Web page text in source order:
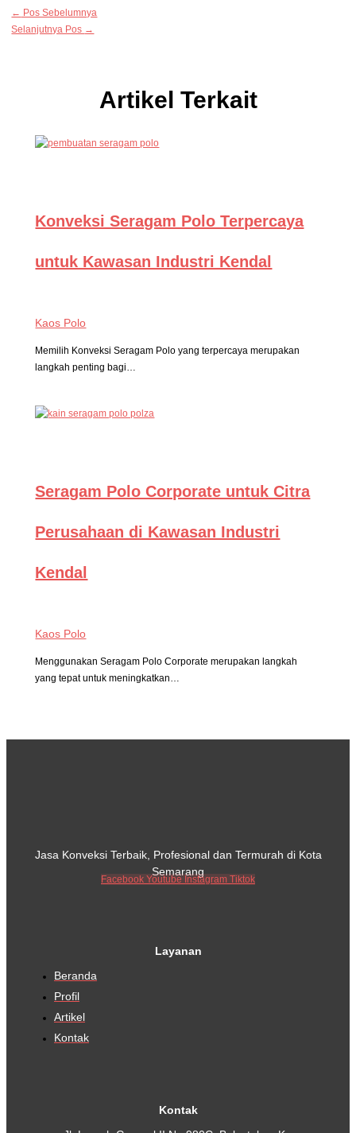
← Pos Sebelumnya
Selanjutnya Pos →
Artikel Terkait
Konveksi Seragam Polo Terpercaya
untuk Kawasan Industri Kendal
Kaos Polo
Memilih Konveksi Seragam Polo yang terpercaya merupakan
langkah penting bagi…
Seragam Polo Corporate untuk Citra
Perusahaan di Kawasan Industri
Kendal
Kaos Polo
Menggunakan Seragam Polo Corporate merupakan langkah
yang tepat untuk meningkatkan…
Jasa Konveksi Terbaik, Profesional dan Termurah di Kota
Semarang
Facebook Youtube Instagram Tiktok
Layanan
Beranda
Profil
Artikel
Kontak
Kontak